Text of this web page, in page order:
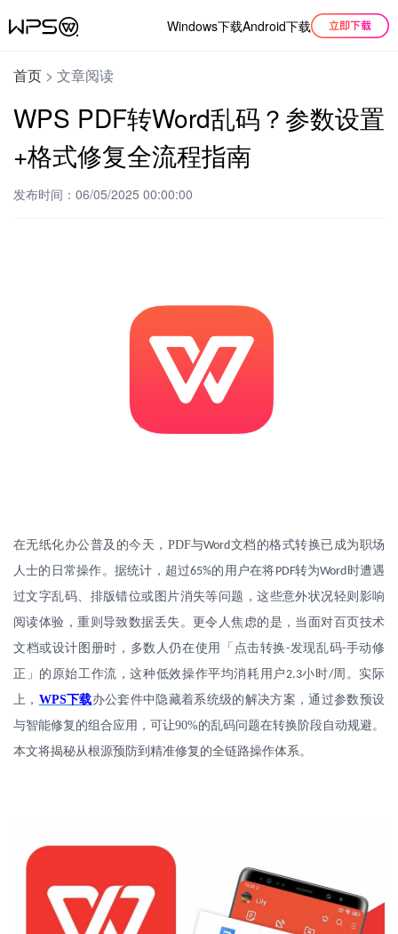
Windows下载Android下载
首页 > 文章阅读
WPS PDF转Word乱码？参数设置
+格式修复全流程指南
发布时间：06/05/2025 00:00:00
在无纸化办公普及的今天， PDF与Word文档的格式转换已成为职场
人士的日常操作。据统计，超过65%的用户在将PDF转为Word 时遭遇
过文字乱码、排版错位或图片消失等问题，这些意外状况轻则影响
阅读体验，重则导致数据丢失。更令人焦虑的是，当面对百页技术
文档或设计图册时，多数人仍在使用「点击转换-发现乱码-手动修
正」的原始工作流，这种低效操作平均消耗用户2.3小时/周。实际
上， WPS下载办公套件中隐藏着系统级的解决方案，通过参数预设
与智能修复的组合应用，可让90%的乱码问题在转换阶段自动规避。
本文将揭秘从根源预防到精准修复的全链路操作体系。